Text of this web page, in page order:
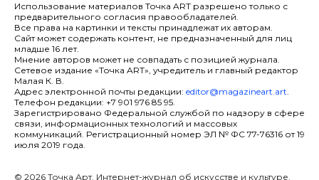
Использование материалов Точка ART разрешено только с
предварительного согласия правообладателей.
Все права на картинки и тексты принадлежат их авторам.
Сайт может содержать контент, не предназначенный для лиц
младше 16 лет.
Мнение авторов может не совпадать с позицией журнала.
Сетевое издание «Точка ART», учредитель и главный редактор
Малая К. В.
Адрес электронной почты редакции: editor@magazineart.art.
Телефон редакции: +7 901 976 85 95.
Зарегистрировано Федеральной службой по надзору в сфере
связи, информационных технологий и массовых
коммуникаций. Регистрационный номер ЭЛ № ФС 77-76316 от 19
июля 2019 года.
© 2026 Точка Арт. Интернет-журнал об искусстве и культуре.